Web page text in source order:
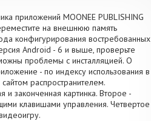
приложений MOONEE PUBLISHING
на внешнюю память
конфигурирования востребованных
Android - 6 и выше, проверьте
проблемы с инсталляцией. О
- по индексу использования в
распространителем.
и законченная картинка. Второе -
клавишами управления. Четвертое